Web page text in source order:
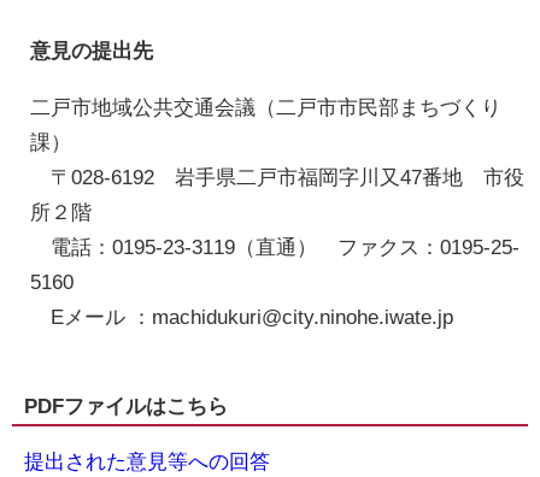
意見の提出先
二戸市地域公共交通会議（二戸市市民部まちづくり
課）
〒028-6192 岩手県二戸市福岡字川又47番地 市役
所２階
電話：0195-23-3119（直通） ファクス：0195-25-
5160
Eメール ：machidukuri@city.ninohe.iwate.jp
PDFファイルはこちら
提出された意見等への回答